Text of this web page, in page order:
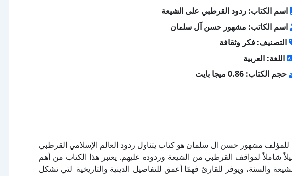
اسم الكتاب: ردود القرطبي على الشيعة
اسم الكاتب: مشهور حسن آل سلمان
التصنيف: فكر وثقافة
اللغة: العربية
حجم الكتاب: 0.86 ميجا بايت
مشهور حسن آل سلمان هو كتاب يتناول ردود العالم الإسلامي القرطبي
شاملاً لمواقف القرطبي من الشيعة وردوده عليهم. يعتبر هذا الكتاب من أهم
والسنة، ويوفر للقارئ فهمًا أعمق للتفاصيل الدينية والتاريخية التي تشكل